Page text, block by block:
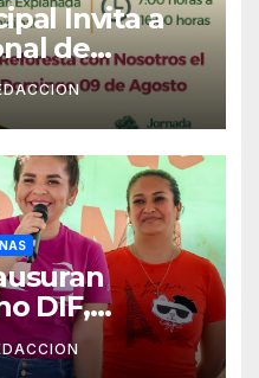
Invita a
de
DIF,
y Casa de